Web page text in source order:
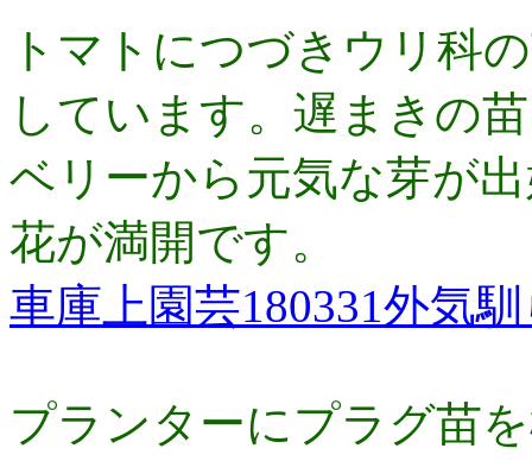
トマトにつづきウリ科
しています。遅まきの
ベリーから元気な芽が
花が満開です。
車庫上園芸180331外気
プランターにプラグ苗